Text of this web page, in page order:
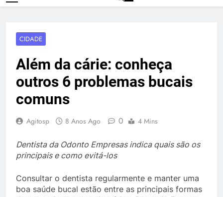
CIDADE
Além da cárie: conheça
outros 6 problemas bucais
comuns
Agitosp 8 Anos Ago 0 4 Mins
Dentista da Odonto Empresas indica quais são os
principais e como evitá-los
Consultar o dentista regularmente e manter uma
boa saúde bucal estão entre as principais formas